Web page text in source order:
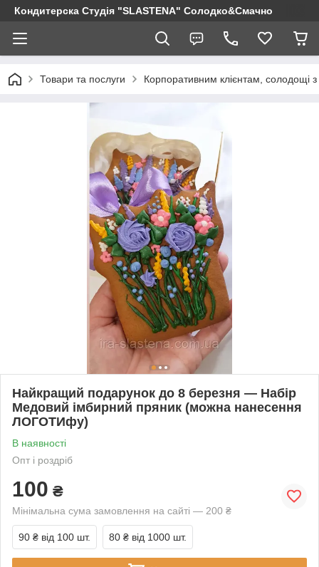
Кондитерска Студія "SLASTENA" Солодко&Смачно
Товари та послуги Корпоративним клієнтам, солодощі
Найкращий подарунок до 8 березня — Набір
Медовий імбирний пряник (можна нанесення
ЛОГОТИфу)
В наявності
Опт і роздріб
100 ₴
Мінімальна сума замовлення на сайті — 200 ₴
90 ₴ від 100 шт. 80 ₴ від 1000 шт.